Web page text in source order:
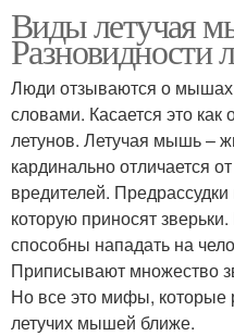
Виды летучая
Люди отзываются о
словами. Касается это
летунов. Летучая мышь –
кардинально отличается
вредителей.
которую приносят
способны нападать на
Приписывают множество
Но все это мифы, которые
летучих мышей ближе.